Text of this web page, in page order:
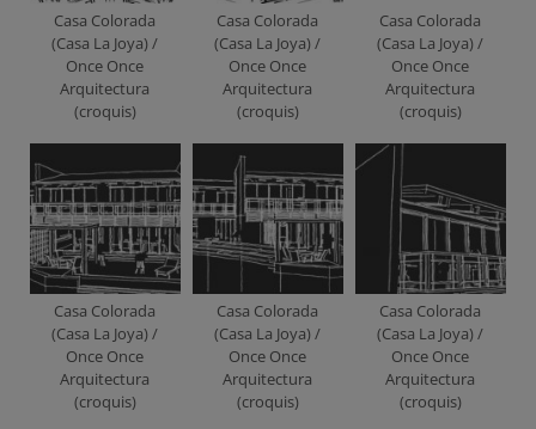
Casa Colorada
(Casa La Joya) /
Once Once
Arquitectura
(croquis)
Casa Colorada
(Casa La Joya) /
Once Once
Arquitectura
(croquis)
Casa Colorada
(Casa La Joya) /
Once Once
Arquitectura
(croquis)
Casa Colorada
(Casa La Joya) /
Once Once
Arquitectura
(croquis)
Casa Colorada
(Casa La Joya) /
Once Once
Arquitectura
(croquis)
Casa Colorada
(Casa La Joya) /
Once Once
Arquitectura
(croquis)